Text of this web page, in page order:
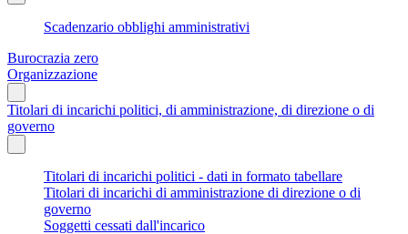
Scadenzario obblighi amministrativi
Burocrazia zero
Organizzazione
Titolari di incarichi politici, di amministrazione, di direzione o di
governo
Titolari di incarichi politici - dati in formato tabellare
Titolari di incarichi di amministrazione di direzione o di
governo
Soggetti cessati dall'incarico